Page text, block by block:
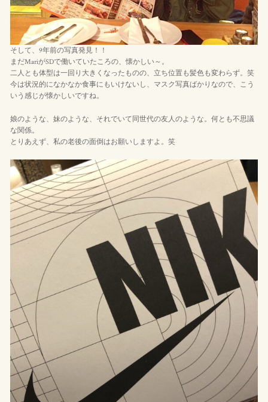
そして、9年前の写真発見！！
まだMariがSDで働いていたころの、懐かしい～。
二人とも体型は一回り大きくなったものの、立ち位置も髪色も変わらず。笑
今は状況的になかなか食事にもいけないし、マスク写真ばかりなので、こう
いう感じが懐かしいですね。
娘のような、妹のような、それでいて同世代の友人のような。何とも不思議
な関係。
とりあえず、私の老後の面倒はお願いしますよ。笑